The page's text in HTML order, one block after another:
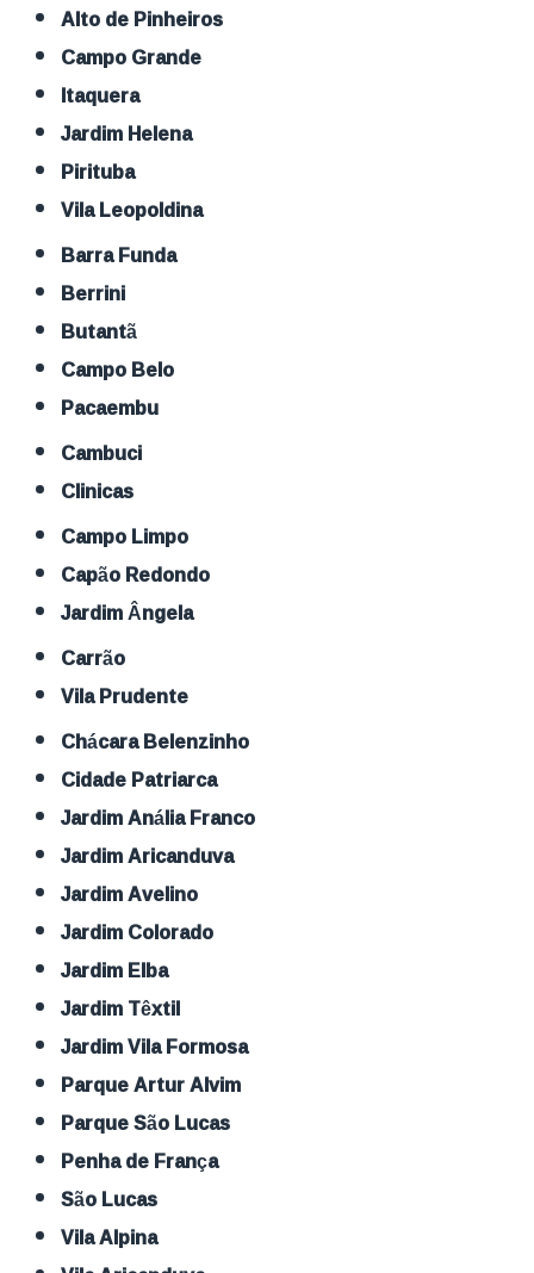
Alto de Pinheiros
Campo Grande
Itaquera
Jardim Helena
Pirituba
Vila Leopoldina
Barra Funda
Berrini
Butantã
Campo Belo
Pacaembu
Cambuci
Clinicas
Campo Limpo
Capão Redondo
Jardim Ângela
Carrão
Vila Prudente
Chácara Belenzinho
Cidade Patriarca
Jardim Anália Franco
Jardim Aricanduva
Jardim Avelino
Jardim Colorado
Jardim Elba
Jardim Têxtil
Jardim Vila Formosa
Parque Artur Alvim
Parque São Lucas
Penha de França
São Lucas
Vila Alpina